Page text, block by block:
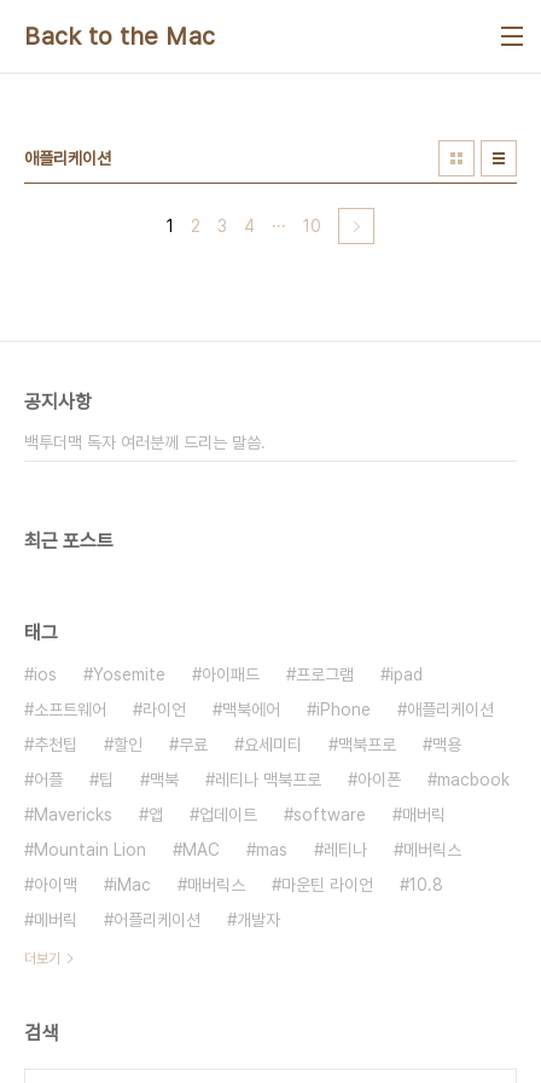
Back to the Mac
애플리케이션
1 2 3 4 ··· 10
공지사항
백투더맥 독자 여러분께 드리는 말씀.
최근 포스트
태그
ios Yosemite 아이패드 프로그램
ipad
소프트웨어
라이언 맥북에어 iPhone
애플리케이션
추천팁
할인 무료 요세미티 맥북프로
맥용
어플
팁 맥북 레티나 맥북프로 아이폰
macbook
Mavericks
앱 업데이트 software
매버릭
Mountain Lion
MAC mas 레티나
메버릭스
아이맥
iMac 매버릭스 마운틴 라이언
10.8
메버릭
어플리케이션 개발자
더보기
검색